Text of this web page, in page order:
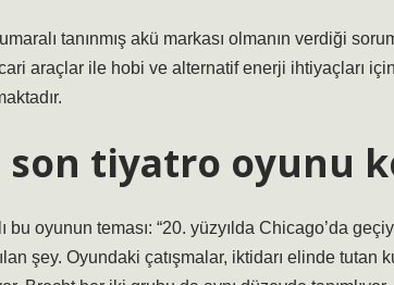
tanınmış akü markası olmanın verdiği
araçlar ile hobi ve alternatif enerji ihtiyaçları
tiyatro oyunu
bu oyunun teması: “20. yüzyılda Chicago’da
şey. Oyundaki çatışmalar, iktidarı elinde